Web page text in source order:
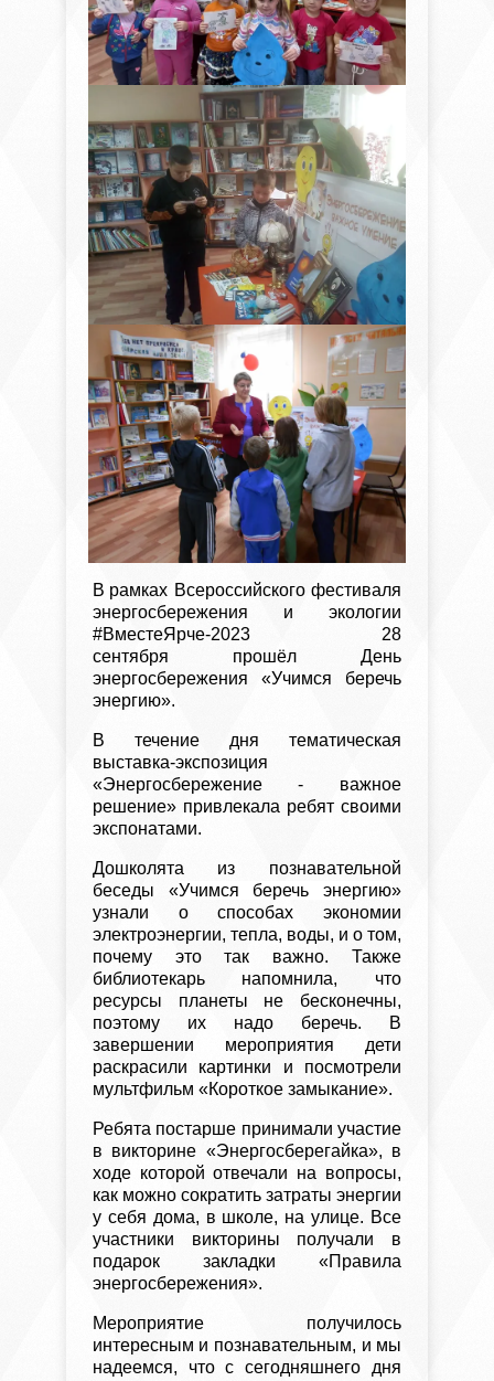
В рамках Всероссийского фестиваля
энергосбережения и экологии
#ВместеЯрче-2023 28
сентября прошёл День
энергосбережения «Учимся беречь
энергию».
В течение дня тематическая
выставка-экспозиция
«Энергосбережение - важное
решение» привлекала ребят своими
экспонатами.
Дошколята из познавательной
беседы «Учимся беречь энергию»
узнали о способах экономии
электроэнергии, тепла, воды, и о том,
почему это так важно. Также
библиотекарь напомнила, что
ресурсы планеты не бесконечны,
поэтому их надо беречь. В
завершении мероприятия дети
раскрасили картинки и посмотрели
мультфильм «Короткое замыкание».
Ребята постарше принимали участие
в викторине «Энергосберегайка», в
ходе которой отвечали на вопросы,
как можно сократить затраты энергии
у себя дома, в школе, на улице. Все
участники викторины получали в
подарок закладки «Правила
энергосбережения».
Мероприятие получилось
интересным и познавательным, и мы
надеемся, что с сегодняшнего дня